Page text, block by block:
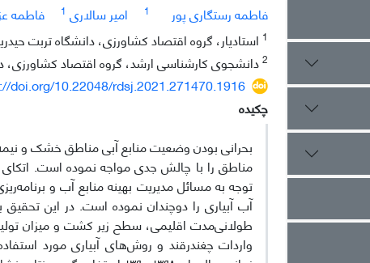
فاطمه رستگاری پور
1 امیر سالاری 1 فاطمه
1 استادیار، گروه اقتصاد کشاورزی، دانشگاه تربت
2دانشجوی کارشناسی ارشد، گروه اقتصاد کشاورزی،
doi.org/10.22048/rdsj.2021.271470.1916
چکیده
بحرانی بودن وضعیت منابع آبی مناطق خشک و
مناطق را با چالش جدی مواجه نموده است. اتکای
توجه به مسائل مدیریت بهینه منابع آب و
آب آبیاری را دوچندان نموده است. در این
طولانی‌مدت اقلیمی، سطح زیر کشت و میزان
واردات چغندرقند و روش‌های آبیاری مورد